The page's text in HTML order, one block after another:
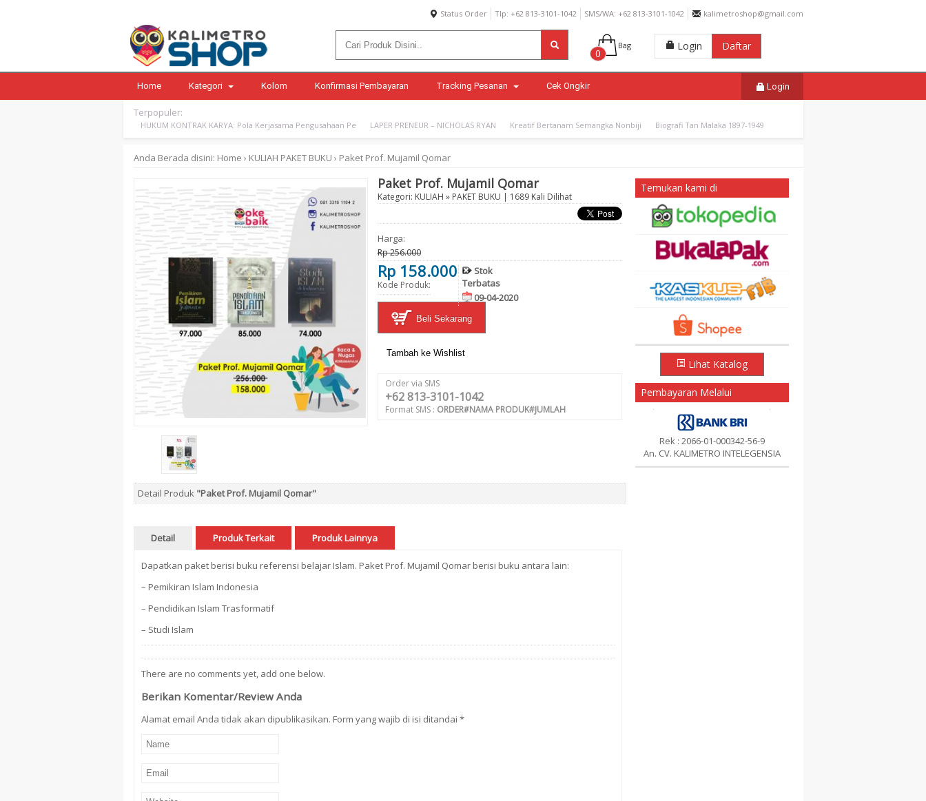
Status Order Tlp: +62 813-3101-1042 SMS/WA: +62 813-3101-1042 kalimetroshop@gmail.com
0
Bag Login Daftar
Home Kategori Kolom Konfirmasi Pembayaran Tracking Pesanan Cek Ongkir Login
Terpopuler:
HUKUM KONTRAK KARYA: Pola Kerjasama Pengusahaan Pe LAPER PRENEUR – NICHOLAS RYAN Kreatif Bertanam Semangka Nonbiji Biografi Tan Malaka 1897-1949
Anda Berada disini: Home › KULIAH PAKET BUKU › Paket Prof. Mujamil Qomar
Paket Prof. Mujamil Qomar
Kategori: KULIAH » PAKET BUKU | 1689 Kali Dilihat
Harga:
Rp 256.000
Rp 158.000
Kode Produk:
Stok
Terbatas
09-04-2020
Beli Sekarang
Tambah ke Wishlist
Order via SMS
+62 813-3101-1042
Format SMS : ORDER#NAMA PRODUK#JUMLAH
Detail Produk "Paket Prof. Mujamil Qomar"
Detail Produk Terkait Produk Lainnya
Dapatkan paket berisi buku referensi belajar Islam. Paket Prof. Mujamil Qomar berisi buku antara lain:
– Pemikiran Islam Indonesia
– Pendidikan Islam Trasformatif
– Studi Islam
There are no comments yet, add one below.
Berikan Komentar/Review Anda
Alamat email Anda tidak akan dipublikasikan. Form yang wajib di isi ditandai *
Temukan kami di
Lihat Katalog
Pembayaran Melalui
Rek : 2066-01-000342-56-9
An. CV. KALIMETRO INTELEGENSIA